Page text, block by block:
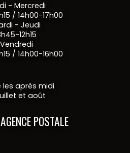
- Mercredi
/ 14h00-17h00
- Jeudi
12h15
Vendredi
/ 14h00-16h00
les après midi
et août
POSTALE